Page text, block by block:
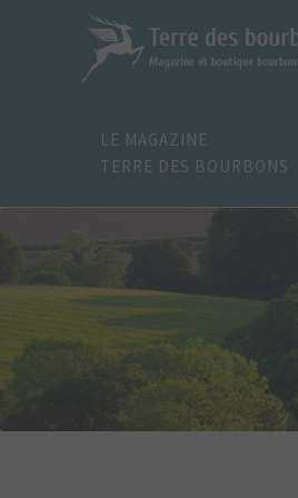
Aller
la
Aller
au
contenu
LE MAGAZINE
TERRE DES BOURBONS